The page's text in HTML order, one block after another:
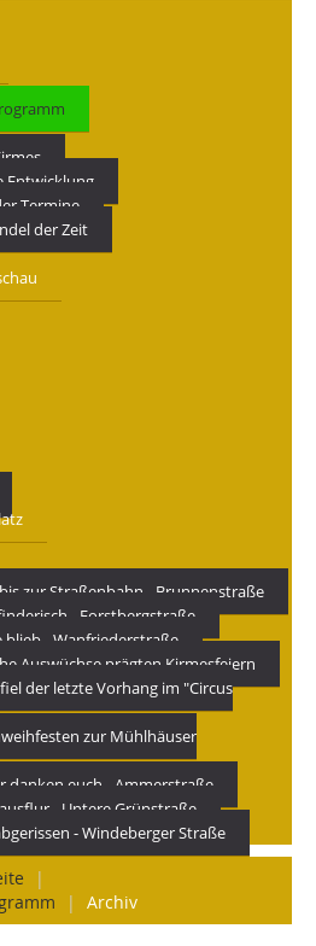
Entwicklung
Termine
der Zeit
zur Straßenbahn - Brunnenstraße
- Forstbergstraße
blieb - Wanfriederstraße
Auswüchse prägten Kirmesfeiern
der letzte Vorhang im "Circus
zur Mühlhäuser
danken euch - Ammerstraße
- Untere Grünstraße
- Windeberger Straße
|
| Archiv